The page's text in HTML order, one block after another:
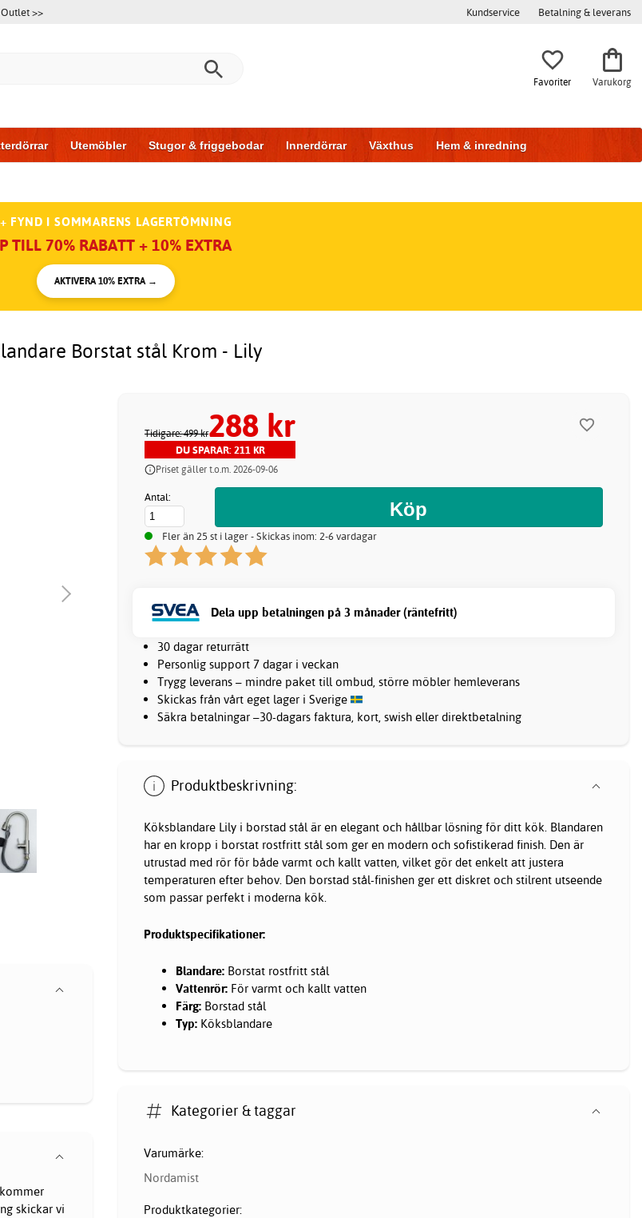
Outlet >> Kundservice Betalning & leverans
Favoriter Varukorg
Utemöbler Stugor & friggebodar Innerdörrar Växthus Hem & inredning
FYND I SOMMARENS LAGERTÖMNING
TILL 70% RABATT + 10% EXTRA
AKTIVERA 10% EXTRA →
Borstat stål Krom - Lily
Tidigare: 499 kr288 kr
DU SPARAR: 211 KR
Priset gäller t.o.m. 2026-09-06
Antal:
Fler än 25 st i lager - Skickas inom: 2-6 vardagar
Dela upp betalningen på 3 månader (räntefritt)
30 dagar returrätt
Personlig support 7 dagar i veckan
Trygg leverans – mindre paket till ombud, större möbler hemleverans
Skickas från vårt eget lager i Sverige
Säkra betalningar –30-dagars faktura, kort, swish eller direktbetalning
Produktbeskrivning:
Köksblandare Lily i borstad stål är en elegant och hållbar lösning för ditt kök. Blandaren
har en kropp i borstat rostfritt stål som ger en modern och sofistikerad finish. Den är
utrustad med rör för både varmt och kallt vatten, vilket gör det enkelt att justera
temperaturen efter behov. Den borstad stål-finishen ger ett diskret och stilrent utseende
som passar perfekt i moderna kök.
Produktspecifikationer:
Blandare: Borstat rostfritt stål
Vattenrör: För varmt och kallt vatten
Färg: Borstad stål
Typ: Köksblandare
Kategorier & taggar
Varumärke:
Nordamist
Produktkategorier:
skickar vi